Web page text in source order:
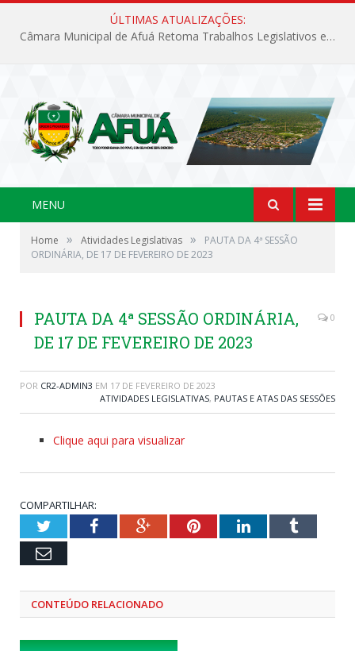
ÚLTIMAS ATUALIZAÇÕES:
Câmara Municipal de Afuá Retoma Trabalhos Legislativos em Sessão Ordinária
MENU
Home » Atividades Legislativas »
PAUTA DA 4ª SESSÃO
ORDINÁRIA, DE 17 DE FEVEREIRO DE 2023
PAUTA DA 4ª SESSÃO ORDINÁRIA,
DE 17 DE FEVEREIRO DE 2023
0
POR CR2-ADMIN3 EM 17 DE FEVEREIRO DE 2023
ATIVIDADES LEGISLATIVAS, PAUTAS E ATAS DAS SESSÕES
Clique aqui para visualizar
COMPARTILHAR:
TwitterFacebookGoogle+PinterestLinkedInTumblr
Email
CONTEÚDO RELACIONADO